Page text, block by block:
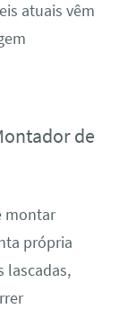
atuais vêm
de
montar
própria
lascadas,